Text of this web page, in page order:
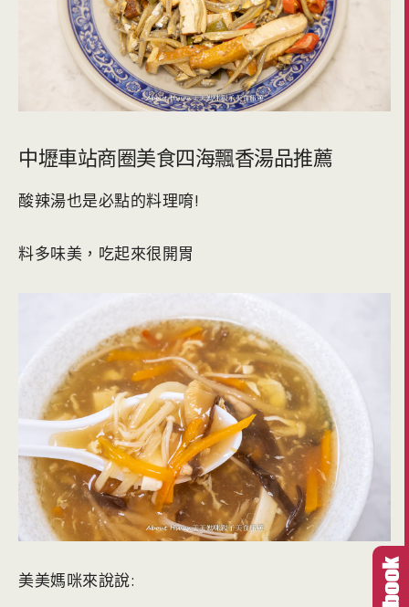
中壢車站商圈美食四海飄香湯品推薦
酸辣湯也是必點的料理唷!
料多味美，吃起來很開胃
美美媽咪來說說: